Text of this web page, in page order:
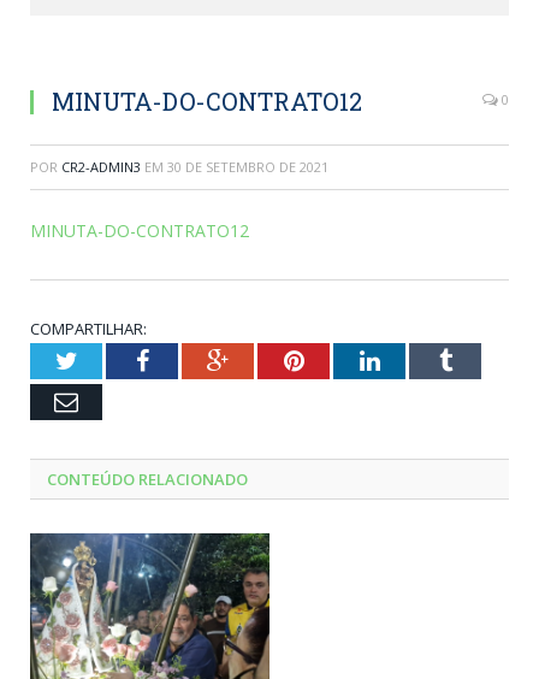
MINUTA-DO-CONTRATO12 0
POR CR2-ADMIN3 EM 30 DE SETEMBRO DE 2021
MINUTA-DO-CONTRATO12
COMPARTILHAR:
TwitterFacebookGoogle+PinterestLinkedInTumblr
Email
CONTEÚDO RELACIONADO